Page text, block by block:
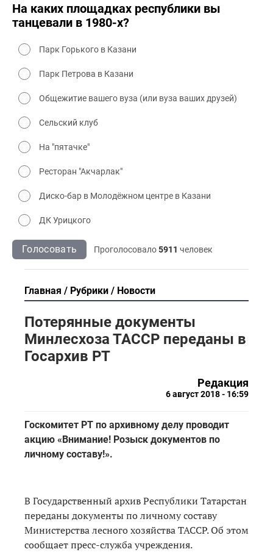
На каких площадках республики вы
танцевали в 1980-х?
Парк Горького в Казани
Парк Петрова в Казани
Общежитие вашего вуза (или вуза ваших друзей)
Сельский клуб
На "пятачке"
Ресторан "Акчарлак"
Диско-бар в Молодёжном центре в Казани
ДК Урицкого
Голосовать Проголосовало5911 человек
Главная Рубрики Новости
Потерянные документы
Минлесхоза ТАССР переданы в
Госархив РТ
Редакция
6 август 2018 - 16:59
Госкомитет РТ по архивному делу проводит
акцию «Внимание! Розыск документов по
личному составу!».
В Государственный архив Республики Татарстан
переданы документы по личному составу
Министерства лесного хозяйства ТАССР. Об этом
сообщает пресс-служба учреждения.